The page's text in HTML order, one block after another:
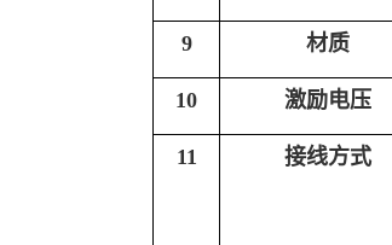
9 材质
10 激励电压
11 接线方式